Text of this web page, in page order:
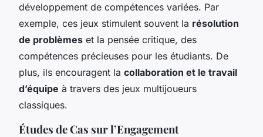
développement de compétences variées. Par
exemple, ces jeux stimulent souvent la résolution
de problèmes et la pensée critique, des
compétences précieuses pour les étudiants. De
plus, ils encouragent la collaboration et le travail
d’équipe à travers des jeux multijoueurs
classiques.
Études de Cas sur l’Engagement